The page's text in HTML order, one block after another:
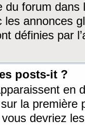
du forum dans
les annonces
définies par
posts-it ?
en
la première
devriez